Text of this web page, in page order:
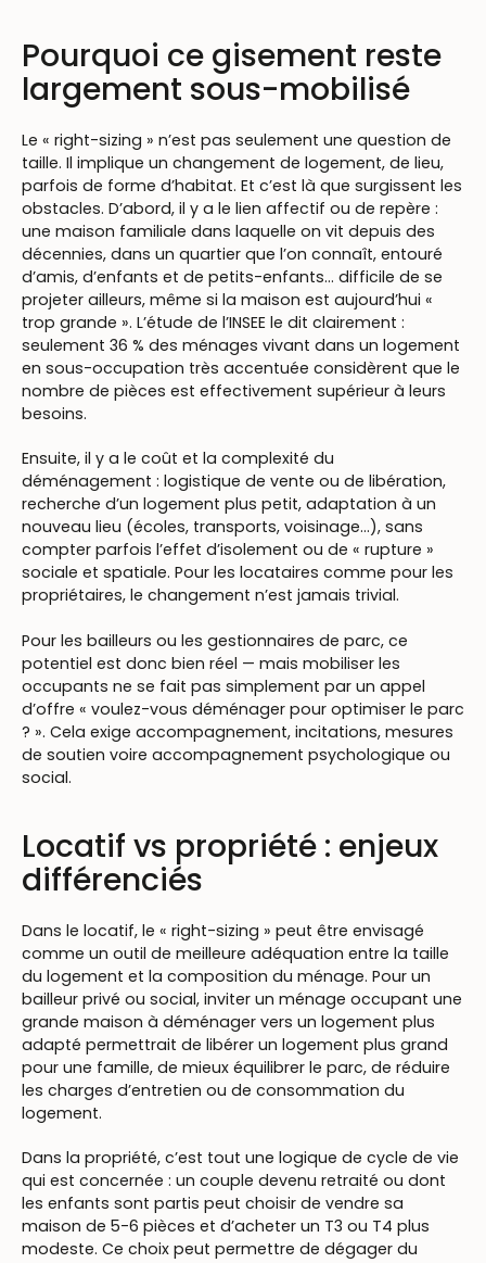
Pourquoi ce gisement reste
largement sous-mobilisé
Le « right-sizing » n’est pas seulement une question de
taille. Il implique un changement de logement, de lieu,
parfois de forme d’habitat. Et c’est là que surgissent les
obstacles. D’abord, il y a le lien affectif ou de repère :
une maison familiale dans laquelle on vit depuis des
décennies, dans un quartier que l’on connaît, entouré
d’amis, d’enfants et de petits-enfants… difficile de se
projeter ailleurs, même si la maison est aujourd’hui «
trop grande ». L’étude de l’INSEE le dit clairement :
seulement 36 % des ménages vivant dans un logement
en sous-occupation très accentuée considèrent que le
nombre de pièces est effectivement supérieur à leurs
besoins.
Ensuite, il y a le coût et la complexité du
déménagement : logistique de vente ou de libération,
recherche d’un logement plus petit, adaptation à un
nouveau lieu (écoles, transports, voisinage…), sans
compter parfois l’effet d’isolement ou de « rupture »
sociale et spatiale. Pour les locataires comme pour les
propriétaires, le changement n’est jamais trivial.
Pour les bailleurs ou les gestionnaires de parc, ce
potentiel est donc bien réel — mais mobiliser les
occupants ne se fait pas simplement par un appel
d’offre « voulez-vous déménager pour optimiser le parc
? ». Cela exige accompagnement, incitations, mesures
de soutien voire accompagnement psychologique ou
social.
Locatif vs propriété : enjeux
différenciés
Dans le locatif, le « right-sizing » peut être envisagé
comme un outil de meilleure adéquation entre la taille
du logement et la composition du ménage. Pour un
bailleur privé ou social, inviter un ménage occupant une
grande maison à déménager vers un logement plus
adapté permettrait de libérer un logement plus grand
pour une famille, de mieux équilibrer le parc, de réduire
les charges d’entretien ou de consommation du
logement.
Dans la propriété, c’est tout une logique de cycle de vie
qui est concernée : un couple devenu retraité ou dont
les enfants sont partis peut choisir de vendre sa
maison de 5-6 pièces et d’acheter un T3 ou T4 plus
modeste. Ce choix peut permettre de dégager du